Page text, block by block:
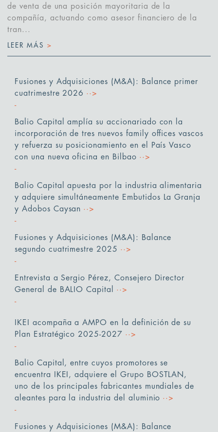
de venta de una posición mayoritaria de la
compañía, actuando como asesor financiero de la
tran...
LEER MÁS >
Fusiones y Adquisiciones (M&A): Balance primer
cuatrimestre 2026 ··>
Balio Capital amplía su accionariado con la
incorporación de tres nuevos family offices vascos
y refuerza su posicionamiento en el País Vasco
con una nueva oficina en Bilbao ··>
Balio Capital apuesta por la industria alimentaria
y adquiere simultáneamente Embutidos La Granja
y Adobos Caysan ··>
Fusiones y Adquisiciones (M&A): Balance
segundo cuatrimestre 2025 ··>
Entrevista a Sergio Pérez, Consejero Director
General de BALIO Capital
··>
IKEI acompaña a AMPO en la definición de su
Plan Estratégico 2025-2027 ··>
Balio Capital, entre cuyos promotores se
encuentra IKEI, adquiere el Grupo BOSTLAN,
uno de los principales fabricantes mundiales de
aleantes para la industria del aluminio ··>
Fusiones y Adquisiciones (M&A): Balance